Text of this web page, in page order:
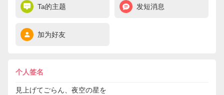
Ta的主题 发短消息
加为好友
个人签名
見上げてごらん、夜空の星を